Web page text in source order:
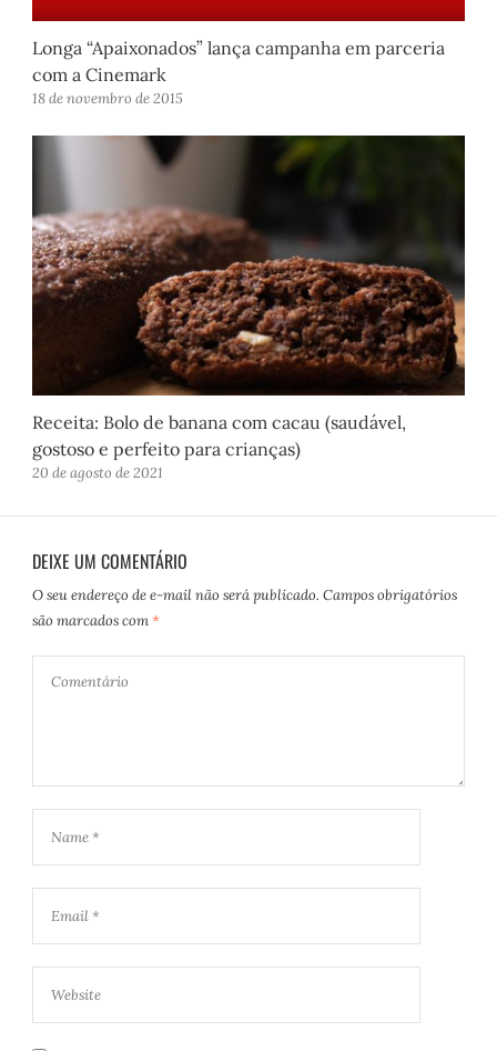
Longa “Apaixonados” lança campanha em parceria
com a Cinemark
18 de novembro de 2015
Receita: Bolo de banana com cacau (saudável,
gostoso e perfeito para crianças)
20 de agosto de 2021
DEIXE UM COMENTÁRIO
O seu endereço de e-mail não será publicado. Campos obrigatórios
são marcados com *